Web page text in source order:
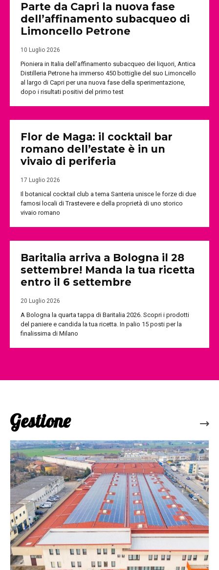
Parte da Capri la nuova fase
dell’affinamento subacqueo di
Limoncello Petrone
10 Luglio 2026
Pioniera in Italia dell'affinamento subacqueo dei liquori, Antica
Distilleria Petrone ha immerso 450 bottiglie del suo Limoncello
al largo di Capri per una nuova fase della sperimentazione,
dopo i risultati positivi del primo test
Flor de Maga: il cocktail bar
romano dell’estate è in un
vivaio di periferia
17 Luglio 2026
Il botanical cocktail club a tema Santeria unisce le forze di due
famosi locali di Trastevere e della proprietà di uno storico
vivaio romano
Baritalia arriva a Bologna il 28
settembre! Manda la tua ricetta
entro il 6 settembre
20 Luglio 2026
A Bologna la quarta tappa di Baritalia 2026. Scopri i prodotti
del paniere e candida la tua ricetta. In palio 15 posti per la
finalissima di Milano
Gestione